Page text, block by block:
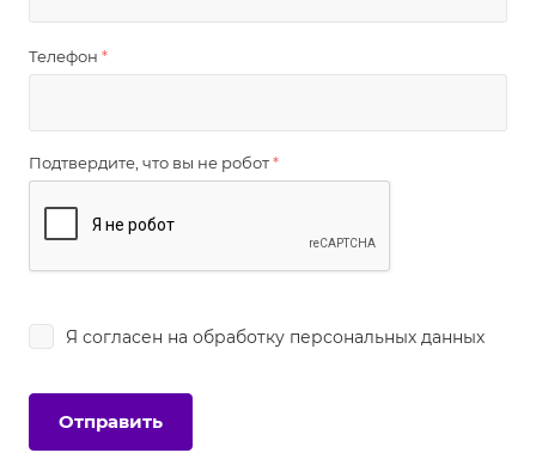
Телефон *
Подтвердите, что вы не робот*
Я согласен на обработку персональных данных